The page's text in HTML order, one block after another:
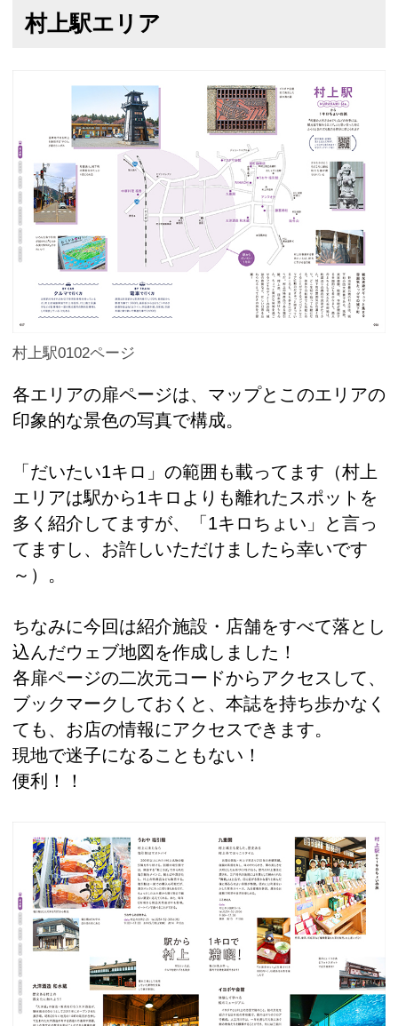
村上駅エリア
村上駅0102ページ
各エリアの扉ページは、マップとこのエリアの
印象的な景色の写真で構成。
「だいたい1キロ」の範囲も載ってます（村上
エリアは駅から1キロよりも離れたスポットを
多く紹介してますが、「1キロちょい」と言っ
てますし、お許しいただけましたら幸いです
～）。
ちなみに今回は紹介施設・店舗をすべて落とし
込んだウェブ地図を作成しました！
各扉ページの二次元コードからアクセスして、
ブックマークしておくと、本誌を持ち歩かなく
ても、お店の情報にアクセスできます。
現地で迷子になることもない！
便利！！